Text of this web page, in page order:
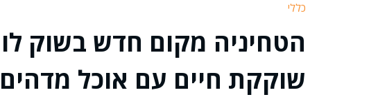
כללי
הטחיניה מקום חדש בשוק
שוקקת חיים עם אוכל